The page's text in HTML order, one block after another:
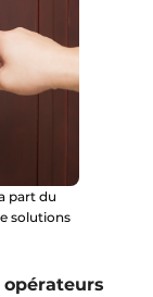
part du
solutions